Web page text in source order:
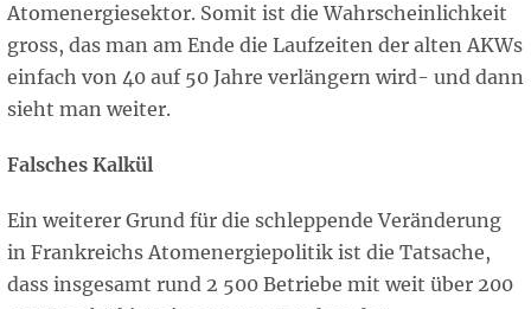
Atomenergiesektor. Somit ist die Wahrscheinlichkeit
gross, das man am Ende die Laufzeiten der alten AKWs
einfach von 40 auf 50 Jahre verlängern wird- und dann
sieht man weiter.
Falsches Kalkül
Ein weiterer Grund für die schleppende Veränderung
in Frankreichs Atomenergiepolitik ist die Tatsache,
dass insgesamt rund 2 500 Betriebe mit weit über 200